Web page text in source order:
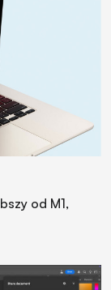
od M1,